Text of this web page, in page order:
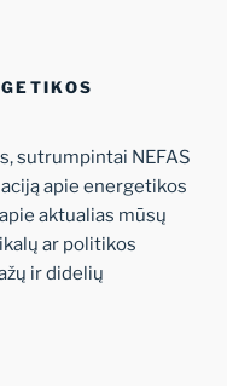
sutrumpintai NEFAS
apie energetikos
aktualias mūsų
ar politikos
ir didelių